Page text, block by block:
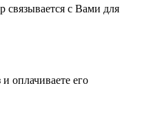
с Вами для
оплачиваете его